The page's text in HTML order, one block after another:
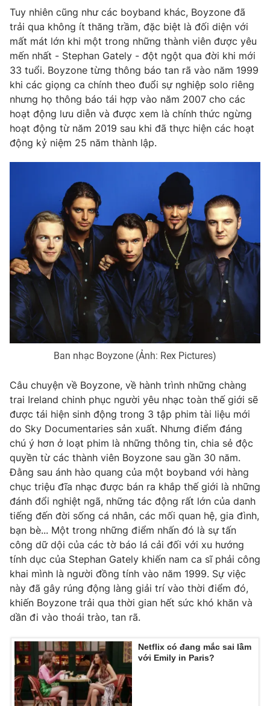
Chất lượng cuộc sống
Học trực tuyến
Công nghệ
Hitech Công nghệ tương lai
Sản phẩm
Thị trường
Tư vấn
Giao lưu trực tuyến
Lịch phát sóng
Chuyên mục khác
Emagazine Podcast
Infographic
Video Shorts video
VTV Money VTV Thể thao
VTV Sức khoẻ Bất động sản
Thị trường 24h Tấm lòng Việt
Vươn mình bằng AI
VTV9 VTV8
Liên hệ tòa soạn English
THỜI BÁO VTV
Theo dõi báo trên
Cơ quan chủ quản: Đài Truyền hình Việt Nam
Cơ quan báo chí: Thời báo VTV
Giấy phép hoạt động báo in và báo điện tử số 483/GP-BTTTT
Tổng Biên tập: Vũ Thanh Thủy
Phó Tổng Biên tập:Nguyễn Thị Mỹ Hạnh, Phạm Quốc Thắng,
Nguyễn Trọng Ninh
Tổng đài VTV:024.38 355 931 - 024.38 355 932
Tuy nhiên cũng như các boyband khác, Boyzone đã
trải qua không ít thăng trầm, đặc biệt là đối diện với
mất mát lớn khi một trong những thành viên được yêu
mến nhất - Stephan Gately - đột ngột qua đời khi mới
33 tuổi. Boyzone từng thông báo tan rã vào năm 1999
khi các giọng ca chính theo đuổi sự nghiệp solo riêng
nhưng họ thông báo tái hợp vào năm 2007 cho các
hoạt động lưu diễn và được xem là chính thức ngừng
hoạt động từ năm 2019 sau khi đã thực hiện các hoạt
động kỷ niệm 25 năm thành lập.
Ban nhạc Boyzone (Ảnh: Rex Pictures)
Câu chuyện về Boyzone, về hành trình những chàng
trai Ireland chinh phục người yêu nhạc toàn thế giới sẽ
được tái hiện sinh động trong 3 tập phim tài liệu mới
do Sky Documentaries sản xuất. Nhưng điểm đáng
chú ý hơn ở loạt phim là những thông tin, chia sẻ độc
quyền từ các thành viên Boyzone sau gần 30 năm.
Đằng sau ánh hào quang của một boyband với hàng
chục triệu đĩa nhạc được bán ra khắp thế giới là những
đánh đổi nghiệt ngã, những tác động rất lớn của danh
tiếng đến đời sống cá nhân, các mối quan hệ, gia đình,
bạn bè... Một trong những điểm nhấn đó là sự tấn
công dữ dội của các tờ báo lá cải đối với xu hướng
tính dục của Stephan Gately khiến nam ca sĩ phải công
khai mình là người đồng tính vào năm 1999. Sự việc
này đã gây rúng động làng giải trí vào thời điểm đó,
khiến Boyzone trải qua thời gian hết sức khó khăn và
dần đi vào thoái trào, tan rã.
Netflix có đang mắc sai lầm
với Emily in Paris?